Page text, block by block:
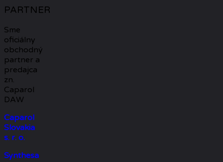
PARTNER
Sme
oficiálny
obchodný
partner a
predajca
zn.
Caparol
DAW
Caparol
Slovakia
s. r. o.
Synthesa